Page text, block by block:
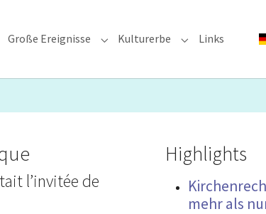
for "Bildung"
Große Ereignisse Submenu for "Große Ereignisse"
Kulturerbe Submenu for
Links
l’invitée de
Highlights
mehr als